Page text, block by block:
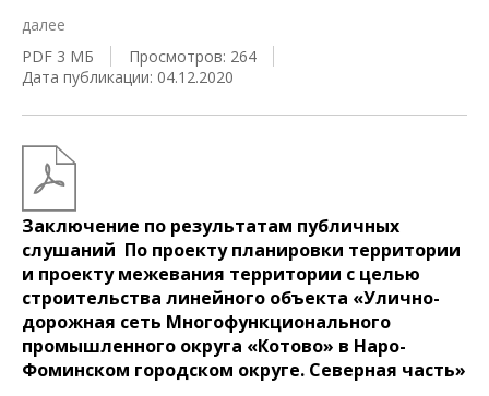
далее
PDF 3 МБ
Просмотров: 264
Дата публикации: 04.12.2020
Заключение по результатам публичных
слушаний По проекту планировки территории
и проекту межевания территории с целью
строительства линейного объекта «Улично-
дорожная сеть Многофункционального
промышленного округа «Котово» в Наро-
Фоминском городском округе. Северная часть»